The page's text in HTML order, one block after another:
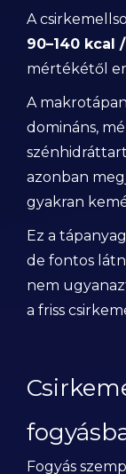
A
90–140 kcal
mértékétől
A
domináns,
azonban
gyakran
Ez a
de fontos
nem
a friss
Fogyás